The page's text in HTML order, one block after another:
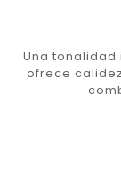
Una
ofrece